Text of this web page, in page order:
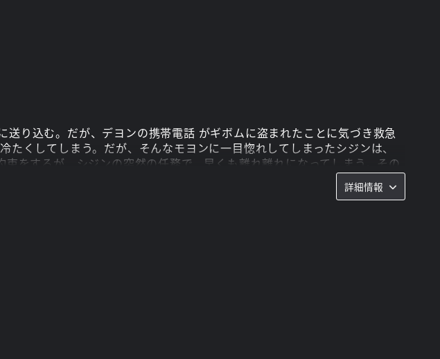
り込む。だが、デヨンの携帯電話 がギボムに盗まれたことに気づき救急
くしてしまう。だが、そんなモヨンに一目惚れしてしまったシジンは、
をするが、シジンの突然の任務で、早くも離れ離れになってしまう。その
詳細情報